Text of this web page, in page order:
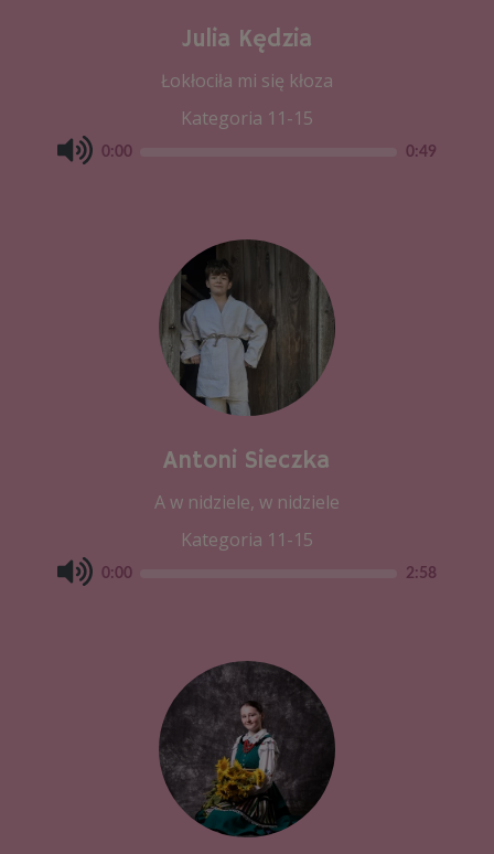
Julia Kędzia
Łokłociła mi się kłoza
Kategoria 11-15
0:00 0:49
Antoni Sieczka
A w nidziele, w nidziele
Kategoria 11-15
0:00 2:58